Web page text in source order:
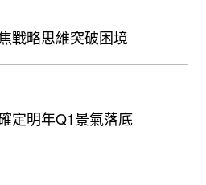
戰略思維突破困境
定明年Q1景氣落底